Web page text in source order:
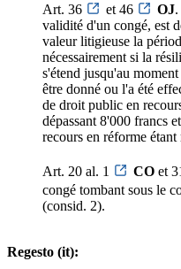
Art. 36 et 46 OJ
validité d'un congé, est
valeur litigieuse la
nécessairement si la
s'étend jusqu'au
être donné ou l'a été
de droit public en
dépassant 8'000 francs
recours en réforme
Art. 20 al. 1 CO et
congé tombant sous le
(consid. 2).
Regesto (it):